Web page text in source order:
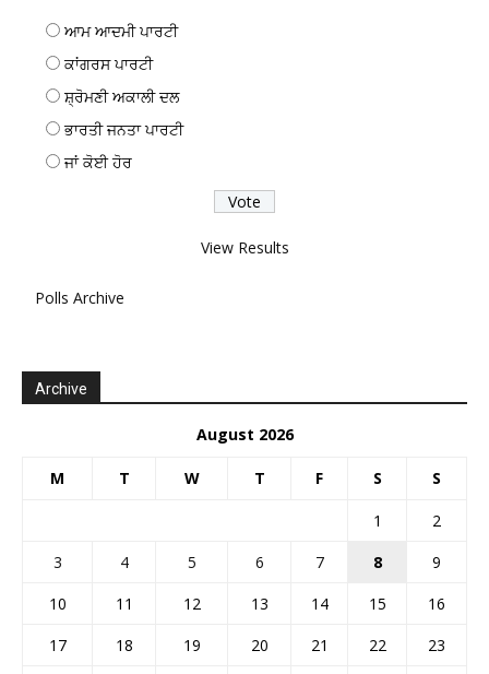
ਆਮ ਆਦਮੀ ਪਾਰਟੀ
ਕਾਂਗਰਸ ਪਾਰਟੀ
ਸ਼੍ਰੋਮਣੀ ਅਕਾਲੀ ਦਲ
ਭਾਰਤੀ ਜਨਤਾ ਪਾਰਟੀ
ਜਾਂ ਕੋਈ ਹੋਰ
View Results
Polls Archive
Archive
August 2026
M T W T F S S
1
2
3
4 5 6 7 8
9
10
11 12 13 14 15
16
17
18 19 20 21 22
23